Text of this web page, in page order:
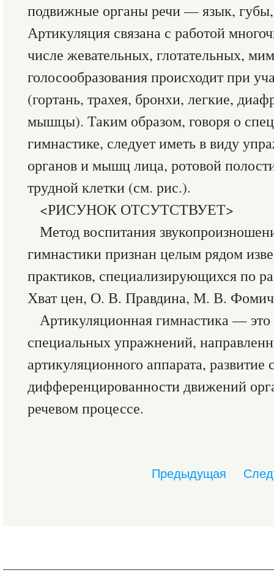
подвижные органы речи — язык,
Артикуляция связана с работой
числе жевательных, глотательных,
голосообразования происходит при
(гортань, трахея, бронхи, легкие,
мышцы). Таким образом, говоря о
гимнастике, следует иметь в виду
органов и мышц лица, ротовой
трудной клетки (см. рис.).
<РИСУНОК ОТСУТСТВУЕТ>
Метод воспитания
гимнастики признан целым рядом
практиков, специализирующихся по
Хват цен, О. В. Правдина, М. В.
Артикуляционная гимнастика — это
специальных упражнений,
артикуляционного аппарата,
дифференцированности движений
речевом процессе.
Предыдущая